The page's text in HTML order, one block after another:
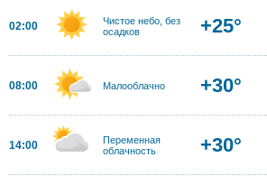
02:00
Чистое небо, без
осадков
+25°
08:00 Малооблачно +30°
14:00
Переменная
облачность
+30°